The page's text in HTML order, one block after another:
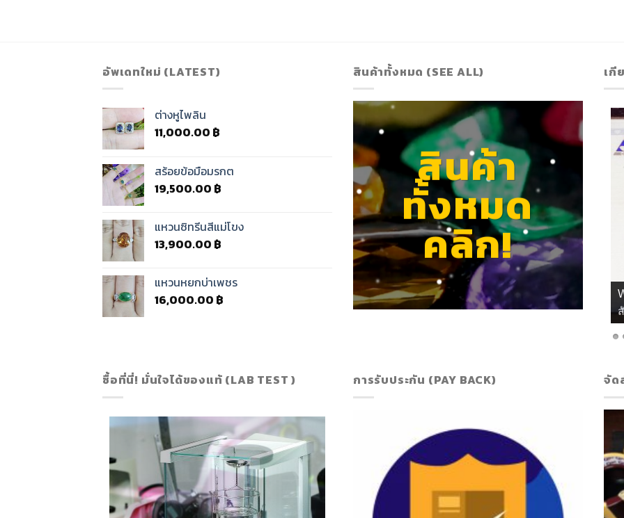
อัพเดทใหม่ (LATEST)
ต่างหูไพลิน
11,000.00 ฿
สร้อยข้อมือมรกต
19,500.00 ฿
แหวนซิทรีนสีแม่โขง
13,900.00 ฿
แหวนหยกบ่าเพชร
16,000.00 ฿
สินค้าทั้งหมด (SEE ALL)
สินค้า
ทั้งหมด
คลิก!
เกี
ซื้อที่นี่! มั่นใจได้ของแท้ (LAB TEST ) การรับประกัน (PAY BACK) จัด